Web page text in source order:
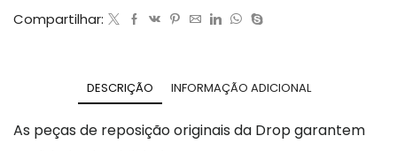
Compartilhar:
DESCRIÇÃO INFORMAÇÃO ADICIONAL
As peças de reposição originais da Drop garantem